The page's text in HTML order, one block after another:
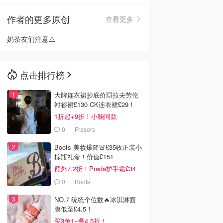
🇳🇿新西兰
作者的更多原创
查看更多
奶茶友们注意⚠️
点击排行榜
大牌连衣裙抄底价💥拉夫劳伦
衬衫裙£130 CK连衣裙£29！
1折起+9折！小鞠同款
Ganni£88
0 Frasers
Boots 美妆爆降🚨£35收正装小
棕瓶礼盒！价值£151
额外7.2折！Prada护手霜£34
0 Boots
NO.7 统统个位数🔥冰淇淋面
膜低至£4.5！
买3免1+叠4.5折！